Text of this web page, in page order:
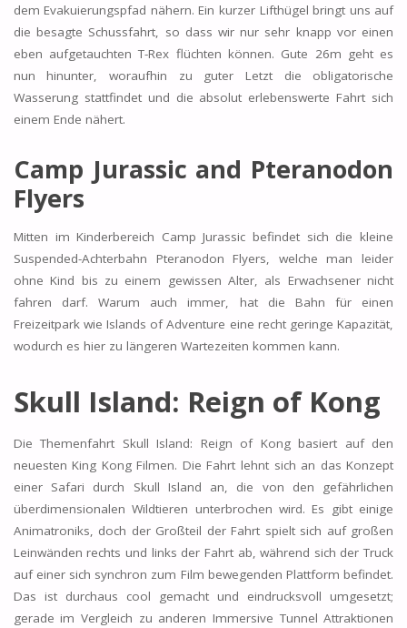
dem Evakuierungspfad nähern. Ein kurzer Lifthügel bringt uns auf
die besagte Schussfahrt, so dass wir nur sehr knapp vor einen
eben aufgetauchten T-Rex flüchten können. Gute 26m geht es
nun hinunter, woraufhin zu guter Letzt die obligatorische
Wasserung stattfindet und die absolut erlebenswerte Fahrt sich
einem Ende nähert.
Camp Jurassic and Pteranodon
Flyers
Mitten im Kinderbereich Camp Jurassic befindet sich die kleine
Suspended-Achterbahn Pteranodon Flyers, welche man leider
ohne Kind bis zu einem gewissen Alter, als Erwachsener nicht
fahren darf. Warum auch immer, hat die Bahn für einen
Freizeitpark wie Islands of Adventure eine recht geringe Kapazität,
wodurch es hier zu längeren Wartezeiten kommen kann.
Skull Island: Reign of Kong
Die Themenfahrt Skull Island: Reign of Kong basiert auf den
neuesten King Kong Filmen. Die Fahrt lehnt sich an das Konzept
einer Safari durch Skull Island an, die von den gefährlichen
überdimensionalen Wildtieren unterbrochen wird. Es gibt einige
Animatroniks, doch der Großteil der Fahrt spielt sich auf großen
Leinwänden rechts und links der Fahrt ab, während sich der Truck
auf einer sich synchron zum Film bewegenden Plattform befindet.
Das ist durchaus cool gemacht und eindrucksvoll umgesetzt;
gerade im Vergleich zu anderen Immersive Tunnel Attraktionen